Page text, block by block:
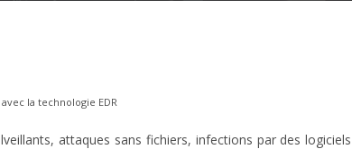
la technologie EDR
attaques sans fichiers, infections par des